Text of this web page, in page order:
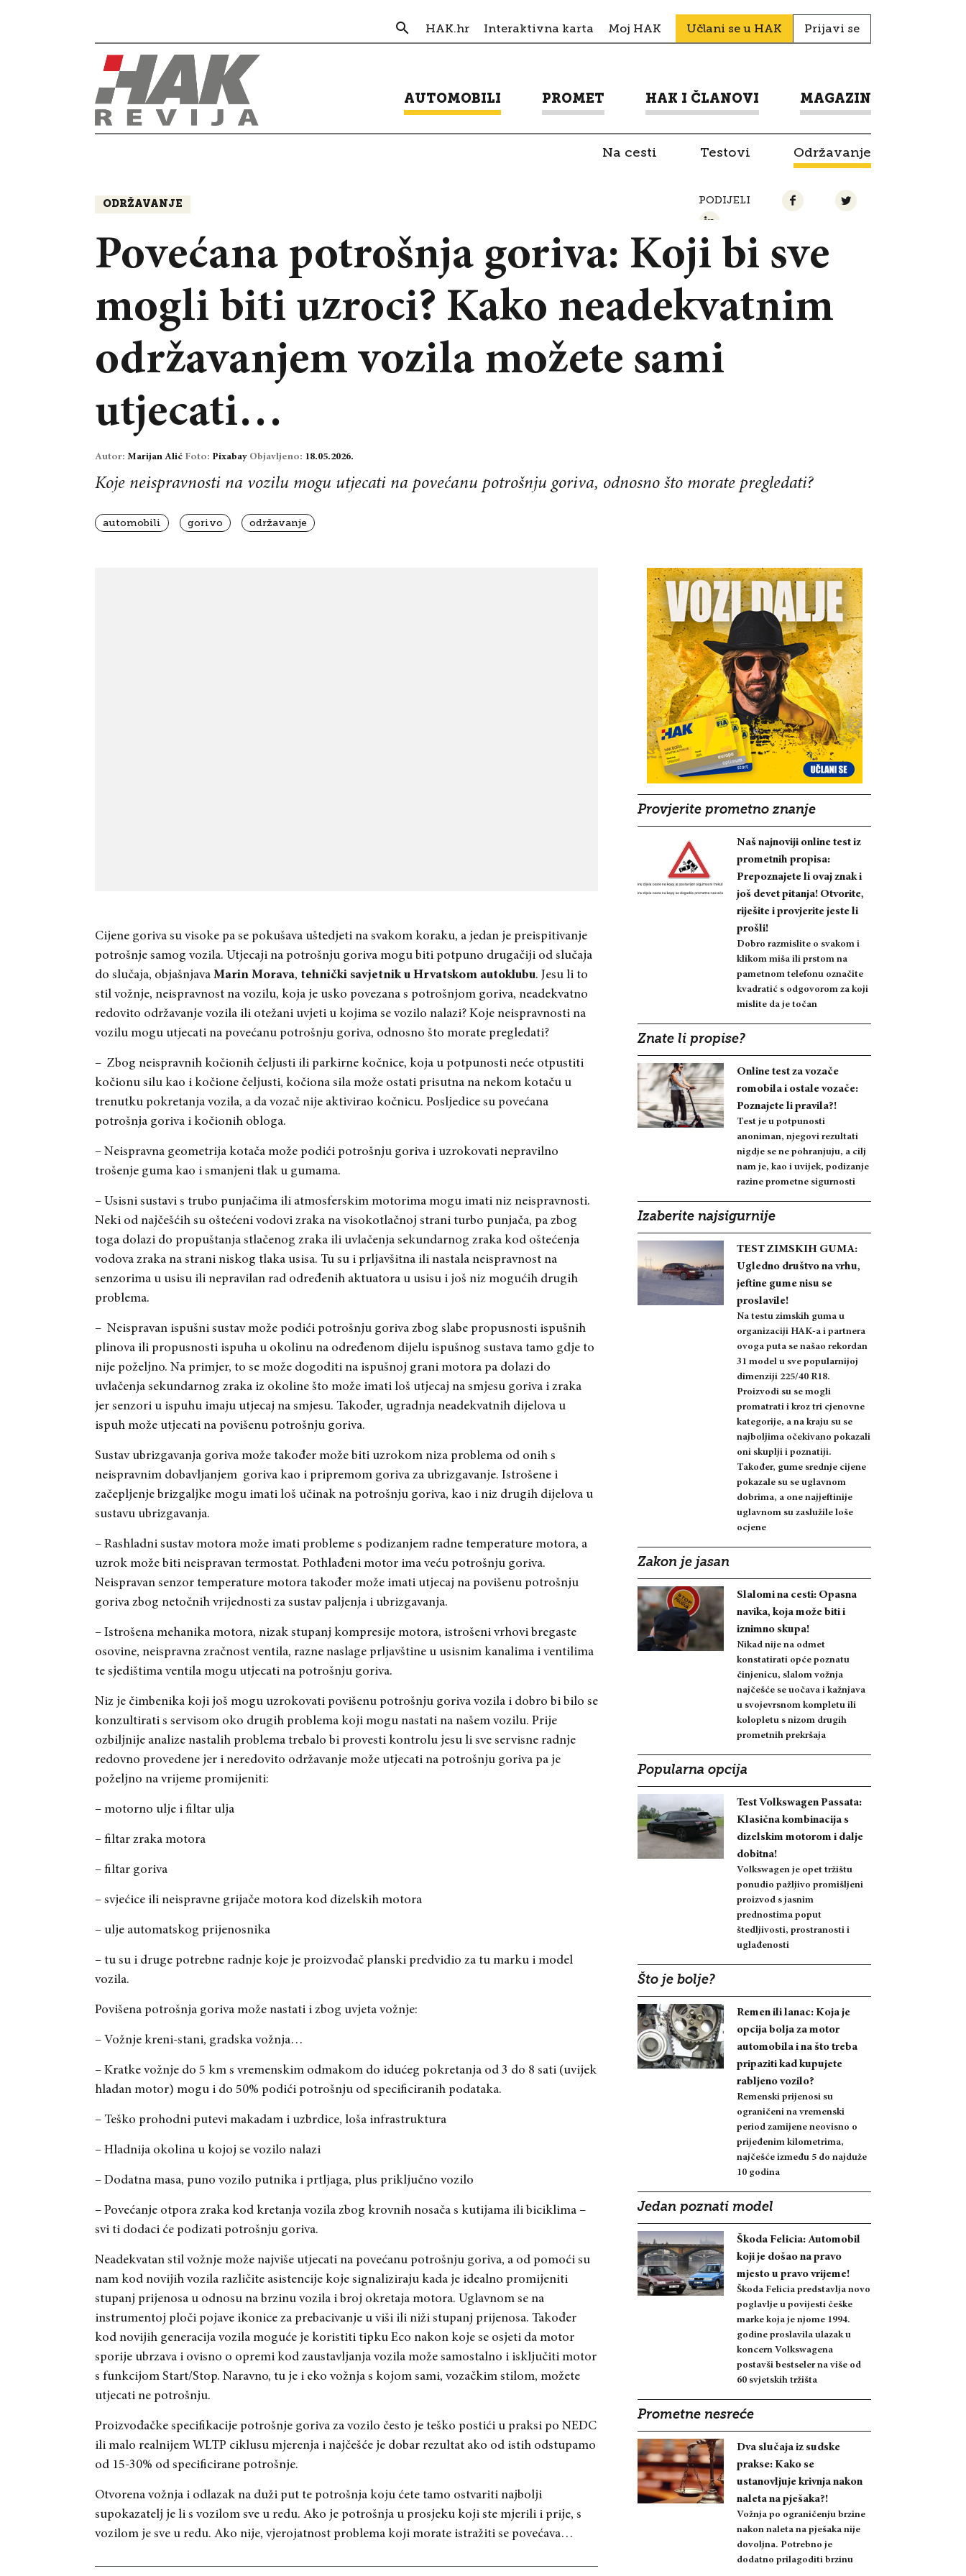
HAK.hr Interaktivna karta Moj HAK Učlani se u HAK Prijavi se
AUTOMOBILI PROMET HAK I ČLANOVI MAGAZIN
Na cesti Testovi Održavanje
ODRŽAVANJE PODIJELI
Povećana potrošnja goriva: Koji bi sve
mogli biti uzroci? Kako neadekvatnim
održavanjem vozila možete sami
utjecati…
Autor: Marijan Alić Foto: Pixabay Objavljeno: 18.05.2026.
Koje neispravnosti na vozilu mogu utjecati na povećanu potrošnju goriva, odnosno što morate pregledati?
automobili gorivo održavanje
Cijene goriva su visoke pa se pokušava uštedjeti na svakom koraku, a jedan je preispitivanje
potrošnje samog vozila. Utjecaji na potrošnju goriva mogu biti potpuno drugačiji od slučaja
do slučaja, objašnjava Marin Morava, tehnički savjetnik u Hrvatskom autoklubu. Jesu li to
stil vožnje, neispravnost na vozilu, koja je usko povezana s potrošnjom goriva, neadekvatno
redovito održavanje vozila ili otežani uvjeti u kojima se vozilo nalazi? Koje neispravnosti na
vozilu mogu utjecati na povećanu potrošnju goriva, odnosno što morate pregledati?
– Zbog neispravnih kočionih čeljusti ili parkirne kočnice, koja u potpunosti neće otpustiti
kočionu silu kao i kočione čeljusti, kočiona sila može ostati prisutna na nekom kotaču u
trenutku pokretanja vozila, a da vozač nije aktivirao kočnicu. Posljedice su povećana
potrošnja goriva i kočionih obloga.
– Neispravna geometrija kotača može podići potrošnju goriva i uzrokovati nepravilno
trošenje guma kao i smanjeni tlak u gumama.
– Usisni sustavi s trubo punjačima ili atmosferskim motorima mogu imati niz neispravnosti.
Neki od najčešćih su oštećeni vodovi zraka na visokotlačnoj strani turbo punjača, pa zbog
toga dolazi do propuštanja stlačenog zraka ili uvlačenja sekundarnog zraka kod oštećenja
vodova zraka na strani niskog tlaka usisa. Tu su i prljavšitna ili nastala neispravnost na
senzorima u usisu ili nepravilan rad određenih aktuatora u usisu i još niz mogućih drugih
problema.
– Neispravan ispušni sustav može podići potrošnju goriva zbog slabe propusnosti ispušnih
plinova ili propusnosti ispuha u okolinu na određenom dijelu ispušnog sustava tamo gdje to
nije poželjno. Na primjer, to se može dogoditi na ispušnoj grani motora pa dolazi do
uvlačenja sekundarnog zraka iz okoline što može imati loš utjecaj na smjesu goriva i zraka
jer senzori u ispuhu imaju utjecaj na smjesu. Također, ugradnja neadekvatnih dijelova u
ispuh može utjecati na povišenu potrošnju goriva.
Sustav ubrizgavanja goriva može također može biti uzrokom niza problema od onih s
neispravnim dobavljanjem goriva kao i pripremom goriva za ubrizgavanje. Istrošene i
začepljenje brizgaljke mogu imati loš učinak na potrošnju goriva, kao i niz drugih dijelova u
sustavu ubrizgavanja.
– Rashladni sustav motora može imati probleme s podizanjem radne temperature motora, a
uzrok može biti neispravan termostat. Pothlađeni motor ima veću potrošnju goriva.
Neispravan senzor temperature motora također može imati utjecaj na povišenu potrošnju
goriva zbog netočnih vrijednosti za sustav paljenja i ubrizgavanja.
– Istrošena mehanika motora, nizak stupanj kompresije motora, istrošeni vrhovi bregaste
osovine, neispravna zračnost ventila, razne naslage prljavštine u usisnim kanalima i ventilima
te sjedištima ventila mogu utjecati na potrošnju goriva.
Niz je čimbenika koji još mogu uzrokovati povišenu potrošnju goriva vozila i dobro bi bilo se
konzultirati s servisom oko drugih problema koji mogu nastati na našem vozilu. Prije
ozbiljnije analize nastalih problema trebalo bi provesti kontrolu jesu li sve servisne radnje
redovno provedene jer i neredovito održavanje može utjecati na potrošnju goriva pa je
poželjno na vrijeme promijeniti:
– motorno ulje i filtar ulja
– filtar zraka motora
– filtar goriva
– svjećice ili neispravne grijače motora kod dizelskih motora
– ulje automatskog prijenosnika
– tu su i druge potrebne radnje koje je proizvođač planski predvidio za tu marku i model
vozila.
Povišena potrošnja goriva može nastati i zbog uvjeta vožnje:
– Vožnje kreni-stani, gradska vožnja…
– Kratke vožnje do 5 km s vremenskim odmakom do idućeg pokretanja od 3 do 8 sati (uvijek
hladan motor) mogu i do 50% podići potrošnju od specificiranih podataka.
– Teško prohodni putevi makadam i uzbrdice, loša infrastruktura
– Hladnija okolina u kojoj se vozilo nalazi
– Dodatna masa, puno vozilo putnika i prtljaga, plus priključno vozilo
– Povećanje otpora zraka kod kretanja vozila zbog krovnih nosača s kutijama ili biciklima –
svi ti dodaci će podizati potrošnju goriva.
Neadekvatan stil vožnje može najviše utjecati na povećanu potrošnju goriva, a od pomoći su
nam kod novijih vozila različite asistencije koje signaliziraju kada je idealno promijeniti
stupanj prijenosa u odnosu na brzinu vozila i broj okretaja motora. Uglavnom se na
instrumentoj ploči pojave ikonice za prebacivanje u viši ili niži stupanj prijenosa. Također
kod novijih generacija vozila moguće je koristiti tipku Eco nakon koje se osjeti da motor
sporije ubrzava i ovisno o opremi kod zaustavljanja vozila može samostalno i isključiti motor
s funkcijom Start/Stop. Naravno, tu je i eko vožnja s kojom sami, vozačkim stilom, možete
utjecati ne potrošnju.
Proizvođačke specifikacije potrošnje goriva za vozilo često je teško postići u praksi po NEDC
ili malo realnijem WLTP ciklusu mjerenja i najčešće je dobar rezultat ako od istih odstupamo
od 15-30% od specificirane potrošnje.
Otvorena vožnja i odlazak na duži put te potrošnja koju ćete tamo ostvariti najbolji
supokazatelj je li s vozilom sve u redu. Ako je potrošnja u prosjeku koji ste mjerili i prije, s
vozilom je sve u redu. Ako nije, vjerojatnost problema koji morate istražiti se povećava…
Provjerite prometno znanje
Naš najnoviji online test iz
prometnih propisa:
Prepoznajete li ovaj znak i
još devet pitanja! Otvorite,
riješite i provjerite jeste li
prošli!
Dobro razmislite o svakom i
klikom miša ili prstom na
pametnom telefonu označite
kvadratić s odgovorom za koji
mislite da je točan
Znate li propise?
Online test za vozače
romobila i ostale vozače:
Poznajete li pravila?!
Test je u potpunosti
anoniman, njegovi rezultati
nigdje se ne pohranjuju, a cilj
nam je, kao i uvijek, podizanje
razine prometne sigurnosti
Izaberite najsigurnije
TEST ZIMSKIH GUMA:
Ugledno društvo na vrhu,
jeftine gume nisu se
proslavile!
Na testu zimskih guma u
organizaciji HAK-a i partnera
ovoga puta se našao rekordan
31 model u sve popularnijoj
dimenziji 225/40 R18.
Proizvodi su se mogli
promatrati i kroz tri cjenovne
kategorije, a na kraju su se
najboljima očekivano pokazali
oni skuplji i poznatiji.
Također, gume srednje cijene
pokazale su se uglavnom
dobrima, a one najjeftinije
uglavnom su zaslužile loše
ocjene
Zakon je jasan
Slalomi na cesti: Opasna
navika, koja može biti i
iznimno skupa!
Nikad nije na odmet
konstatirati opće poznatu
činjenicu, slalom vožnja
najčešće se uočava i kažnjava
u svojevrsnom kompletu ili
kolopletu s nizom drugih
prometnih prekršaja
Popularna opcija
Test Volkswagen Passata:
Klasična kombinacija s
dizelskim motorom i dalje
dobitna!
Volkswagen je opet tržištu
ponudio pažljivo promišljeni
proizvod s jasnim
prednostima poput
štedljivosti, prostranosti i
uglađenosti
Što je bolje?
Remen ili lanac: Koja je
opcija bolja za motor
automobila i na što treba
pripaziti kad kupujete
rabljeno vozilo?
Remenski prijenosi su
ograničeni na vremenski
period zamijene neovisno o
prijeđenim kilometrima,
najčešće između 5 do najduže
10 godina
Jedan poznati model
Škoda Felicia: Automobil
koji je došao na pravo
mjesto u pravo vrijeme!
Škoda Felicia predstavlja novo
poglavlje u povijesti češke
marke koja je njome 1994.
godine proslavila ulazak u
koncern Volkswagena
postavši bestseler na više od
60 svjetskih tržišta
Prometne nesreće
Dva slučaja iz sudske
prakse: Kako se
ustanovljuje krivnja nakon
naleta na pješaka?!
Vožnja po ograničenju brzine
nakon naleta na pješaka nije
dovoljna. Potrebno je
dodatno prilagoditi brzinu